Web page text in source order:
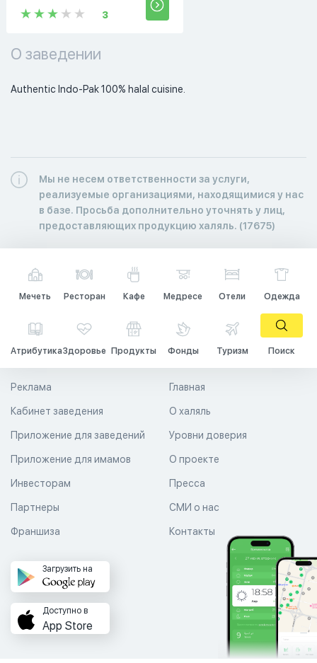
3
О заведении
Authentic Indo-Pak 100% halal cuisine.
Мы не несем ответственности за услуги,
реализуемые организациями, находящимися у нас
в базе. Просьба дополнительно уточнять у лиц,
предоставляющих продукцию халяль. (17675)
Мечеть Ресторан Кафе Медресе Отели Одежда
АтрибутикаЗдоровье Продукты Фонды Туризм Поиск
Главная
О халяль
Уровни доверия
Реклама
Кабинет заведения
Приложение для заведений
Приложение для имамов О проекте
Пресса
СМИ о нас
Контакты
Инвесторам
Партнеры
Франшиза
Загрузить на
Доступно в
App Store